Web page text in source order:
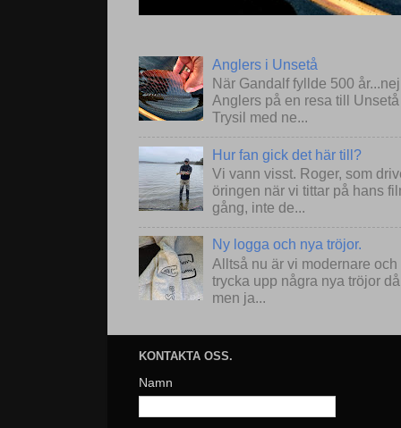
Anglers i Unsetå
När Gandalf fyllde 500
Anglers på en resa till
Trysil med ne...
Hur fan gick det här till?
Vi vann visst. Roger, som
öringen när vi tittar på hans
gång, inte de...
Ny logga och nya tröjor.
Alltså nu är vi modernare
trycka upp några nya tröjor
men ja...
KONTAKTA OSS.
Namn